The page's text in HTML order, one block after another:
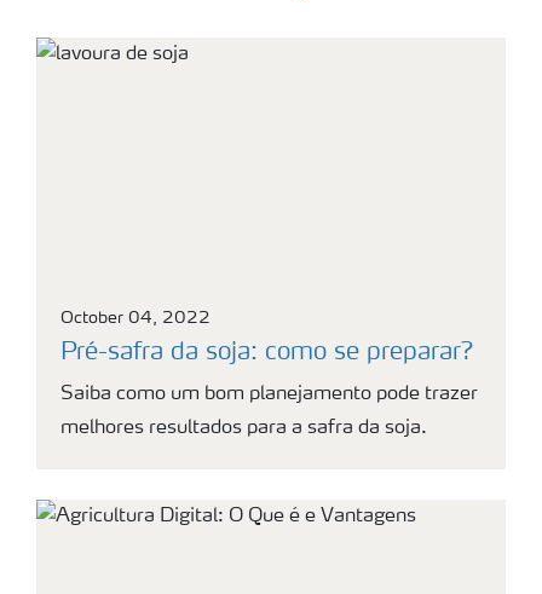
October 04, 2022
Pré-safra da soja: como se preparar?
Saiba como um bom planejamento pode trazer
melhores resultados para a safra da soja.